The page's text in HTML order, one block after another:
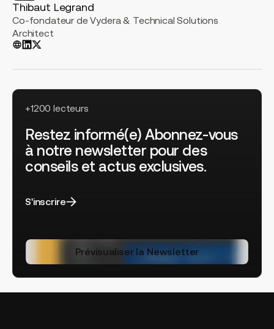
Thibaut Legrand
Co-fondateur de Vydera & Technical Solutions
Architect
+1200 lecteurs
Restez informé(e) Abonnez-vous
à notre newsletter pour des
conseils et actus exclusives.
S'inscrire
Prévisualiser la Newsletter